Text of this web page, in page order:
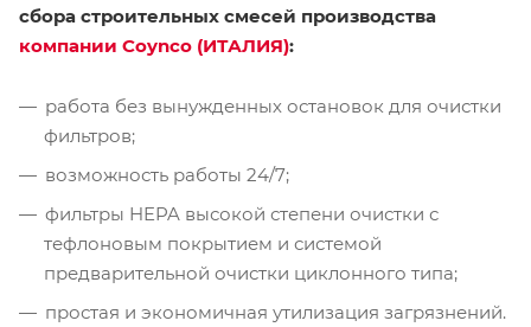
сбора строительных смесей производства
компании Coynco (ИТАЛИЯ):
работа без вынужденных остановок для очистки
фильтров;
возможность работы 24/7;
фильтры HEPA высокой степени очистки с
тефлоновым покрытием и системой
предварительной очистки циклонного типа;
простая и экономичная утилизация загрязнений.